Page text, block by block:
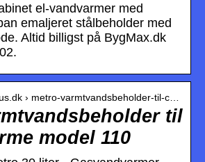
el-vandvarmer med
emaljeret stålbeholder med
Altid billigst på BygMax.dk
› metro-varmtvandsbeholder-til-c…
til
model 110